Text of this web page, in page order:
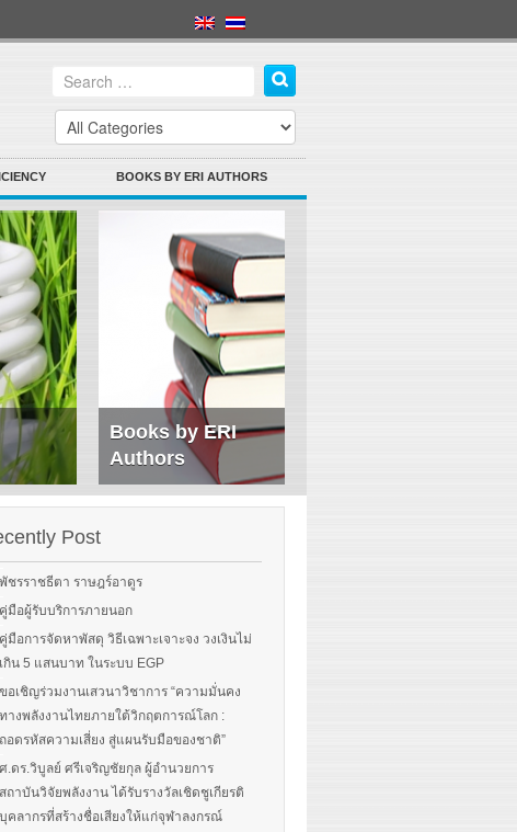
BOOKS BY ERI AUTHORS
and
advice
Read More
Books by ERI
Authors
Sorry, this entry is only
available in English.
Post
พัชรราชธีตา ราษฎร์อาดูร
คู่มือผู้รับบริการภายนอก
คู่มือการจัดหาพัสดุ วิธีเฉพาะเจาะจง วงเงินไม่
เกิน 5 แสนบาท ในระบบ EGP
ขอเชิญร่วมงานเสวนาวิชาการ “ความมั่นคง
ทางพลังงานไทยภายใต้วิกฤตการณ์โลก :
ถอดรหัสความเสี่ยง สู่แผนรับมือของชาติ”
ศ.ดร.วิบูลย์ ศรีเจริญชัยกุล ผู้อำนวยการ
สถาบันวิจัยพลังงาน ได้รับรางวัลเชิดชูเกียรติ
บุคลากรที่สร้างชื่อเสียงให้แก่จุฬาลงกรณ์